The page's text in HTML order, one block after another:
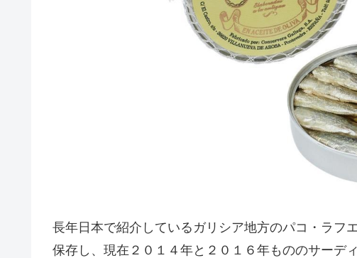
長年日本で紹介しているガリシア地方のパコ・ラフ
保存し、現在２０１４年と２０１６年もののサーデ